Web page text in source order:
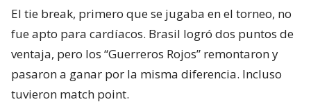
El tie break, primero que se jugaba en el torneo, no
fue apto para cardíacos. Brasil logró dos puntos de
ventaja, pero los “Guerreros Rojos” remontaron y
pasaron a ganar por la misma diferencia. Incluso
tuvieron match point.